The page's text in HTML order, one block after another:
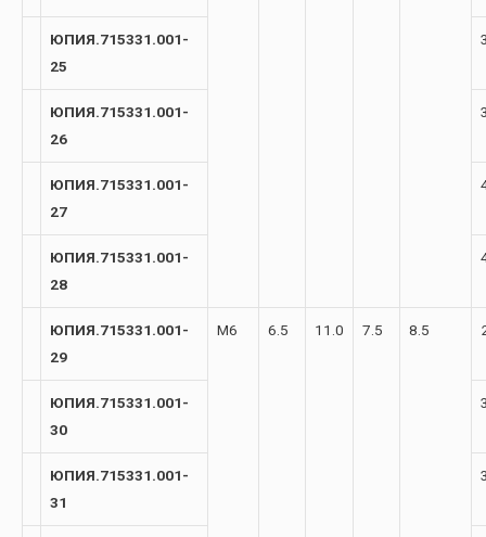
ЮПИЯ.715331.001-
25
ЮПИЯ.715331.001-
26
ЮПИЯ.715331.001-
27
ЮПИЯ.715331.001-
28
ЮПИЯ.715331.001-
29
М6 6.5 11.0 7.5 8.5
ЮПИЯ.715331.001-
30
ЮПИЯ.715331.001-
31